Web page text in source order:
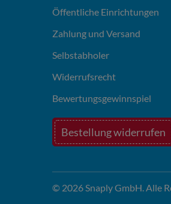
Öffentliche Einrichtungen
Zahlung und Versand
Selbstabholer
Widerrufsrecht
Bewertungsgewinnspiel
Bestellung widerrufen
© 2026 Snaply GmbH. Alle